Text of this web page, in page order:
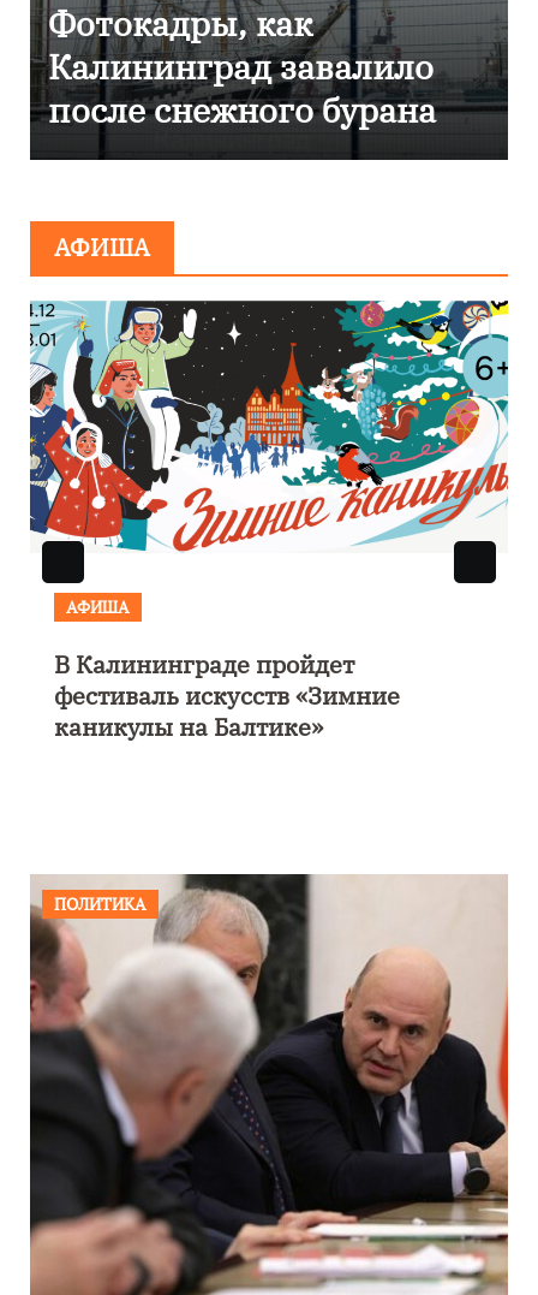
Фоторепортаж как в
Калининграде
эвакуировали ТЦ из-за
сообщения о
АФИША
АФИША
В Калининграде пройдет
фестиваль искусств «Зимние
каникулы на Балтике»
ПОЛИТИКА